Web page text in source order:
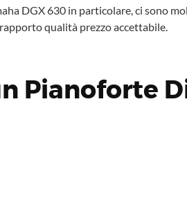
DGX 630 in particolare, ci sono
qualità prezzo accettabile.
Pianoforte